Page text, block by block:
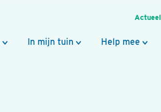
Actueel
In mijn tuin Help mee